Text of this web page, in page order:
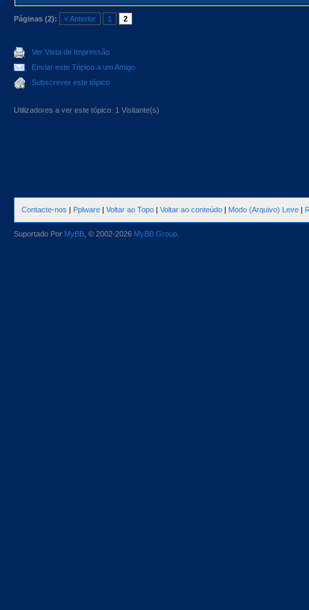
Páginas (2): « Anterior 1 2
Ver Vista de Impressão
Enviar este Tópico a um Amigo
Subscrever este tópico
Utilizadores a ver este tópico: 1 Visitante(s)
Contacte-nos | Pplware | Voltar ao Topo | Voltar ao conteúdo | Modo (Arquivo) Leve |
Suportado Por MyBB , © 2002-2026 MyBB Group